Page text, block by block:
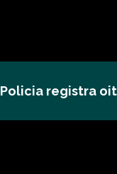
Policia registra